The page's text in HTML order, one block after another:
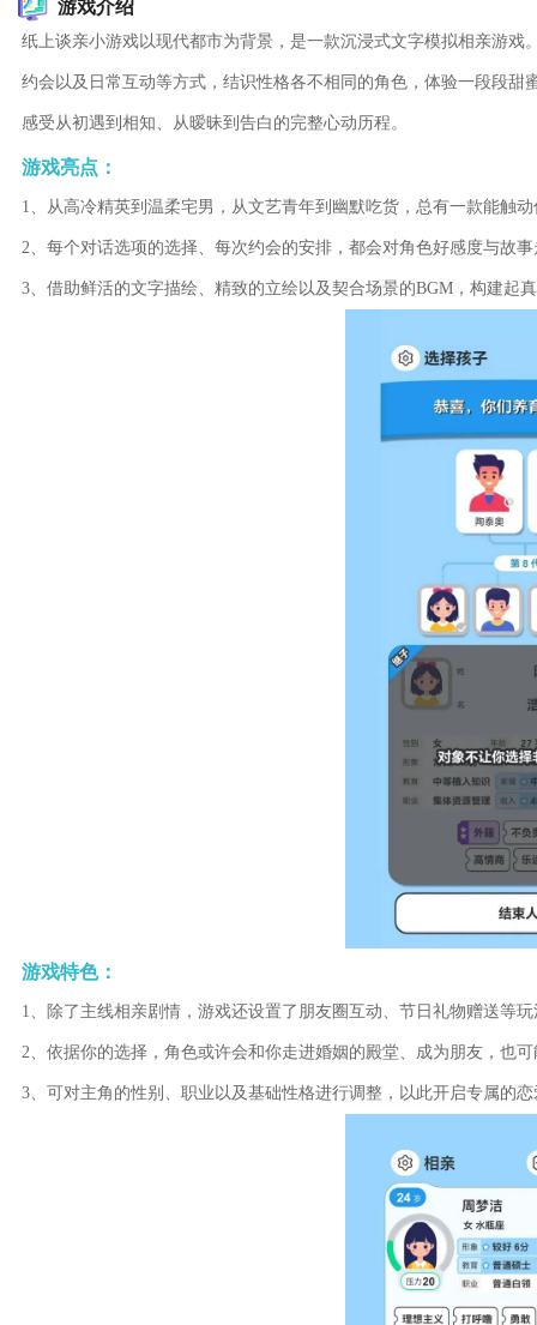
游戏介绍
纸上谈亲小游戏以现代都市为背景，是一款沉浸式文字模拟相亲游
约会以及日常互动等方式，结识性格各不相同的角色，体验一段段
感受从初遇到相知、从暧昧到告白的完整心动历程。
游戏亮点：
1、从高冷精英到温柔宅男，从文艺青年到幽默吃货，总有一款能触
2、每个对话选项的选择、每次约会的安排，都会对角色好感度与故
3、借助鲜活的文字描绘、精致的立绘以及契合场景的BGM，构建起
游戏特色：
1、除了主线相亲剧情，游戏还设置了朋友圈互动、节日礼物赠送等
2、依据你的选择，角色或许会和你走进婚姻的殿堂、成为朋友，也
3、可对主角的性别、职业以及基础性格进行调整，以此开启专属的